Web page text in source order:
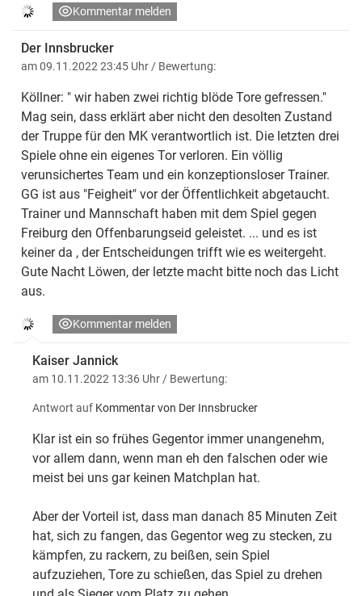
Kommentar melden
Der Innsbrucker
am 09.11.2022 23:45 Uhr/ Bewertung:
Köllner: " wir haben zwei richtig blöde Tore gefressen."
Mag sein, dass erklärt aber nicht den desolten Zustand
der Truppe für den MK verantwortlich ist. Die letzten drei
Spiele ohne ein eigenes Tor verloren. Ein völlig
verunsichertes Team und ein konzeptionsloser Trainer.
GG ist aus "Feigheit" vor der Öffentlichkeit abgetaucht.
Trainer und Mannschaft haben mit dem Spiel gegen
Freiburg den Offenbarungseid geleistet. ... und es ist
keiner da , der Entscheidungen trifft wie es weitergeht.
Gute Nacht Löwen, der letzte macht bitte noch das Licht
aus.
Kommentar melden
Kaiser Jannick
am 10.11.2022 13:36 Uhr/ Bewertung:
Antwort auf Kommentar von Der Innsbrucker
Klar ist ein so frühes Gegentor immer unangenehm,
vor allem dann, wenn man eh den falschen oder wie
meist bei uns gar keinen Matchplan hat.
Aber der Vorteil ist, dass man danach 85 Minuten Zeit
hat, sich zu fangen, das Gegentor weg zu stecken, zu
kämpfen, zu rackern, zu beißen, sein Spiel
aufzuziehen, Tore zu schießen, das Spiel zu drehen